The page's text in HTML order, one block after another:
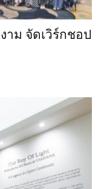
าม จัดเวิร์กชอป